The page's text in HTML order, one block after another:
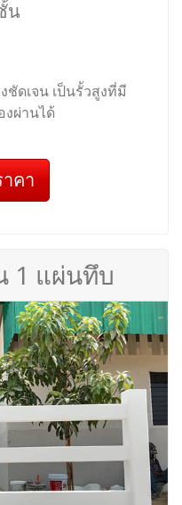
น
ชัดเจน เป็นรั้วสูงที่มี
ผ่านได้
คา
1 แผ่นทึบ